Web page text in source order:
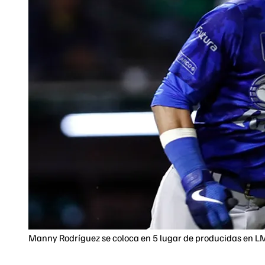
Manny Rodríguez se coloca en 5 lugar de producidas en